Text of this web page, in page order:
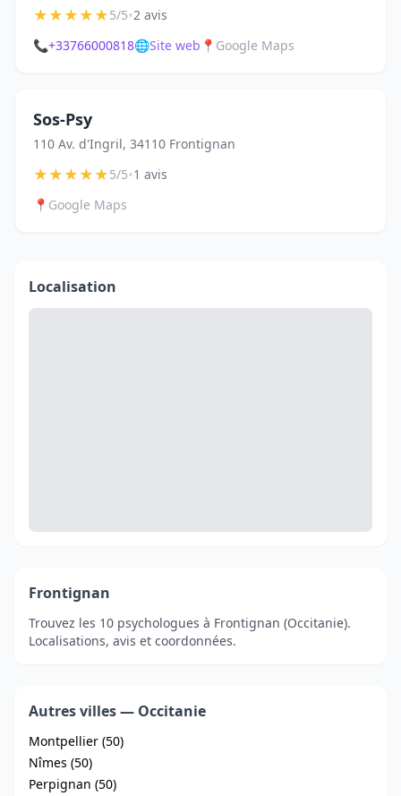
★★★★★5/5•2 avis
📞+33766000818🌐Site web 📍 Google Maps
Sos-Psy
110 Av. d'Ingril, 34110 Frontignan
★★★★★5/5•1 avis
📍 Google Maps
Localisation
Frontignan
Trouvez les 10 psychologues à Frontignan (Occitanie).
Localisations, avis et coordonnées.
Autres villes — Occitanie
Montpellier (50)
Nîmes (50)
Perpignan (50)